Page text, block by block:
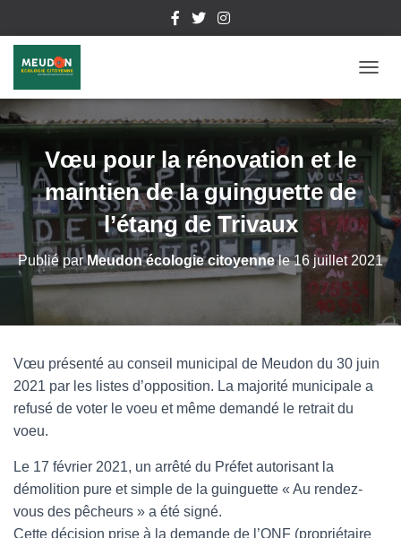
É
P
R
L
A
V
O
N
Vœu pour la rénovation et le
maintien de la guinguette de
l’étang de Trivaux
Publié parMeudon écologie citoyennele16 juillet 2021
Vœu présenté au conseil municipal de Meudon du 30 juin
2021 par les listes d’opposition. La majorité municipale a
refusé de voter le voeu et même demandé le retrait du
voeu.
Le 17 février 2021, un arrêté du Préfet autorisant la
démolition pure et simple de la guinguette « Au rendez-
vous des pêcheurs » a été signé.
Cette décision prise à la demande de l’ONF (propriétaire